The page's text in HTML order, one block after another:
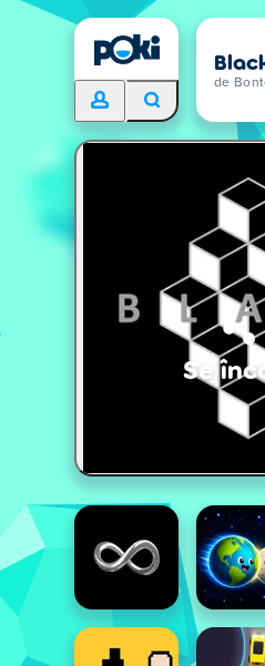
de
Se